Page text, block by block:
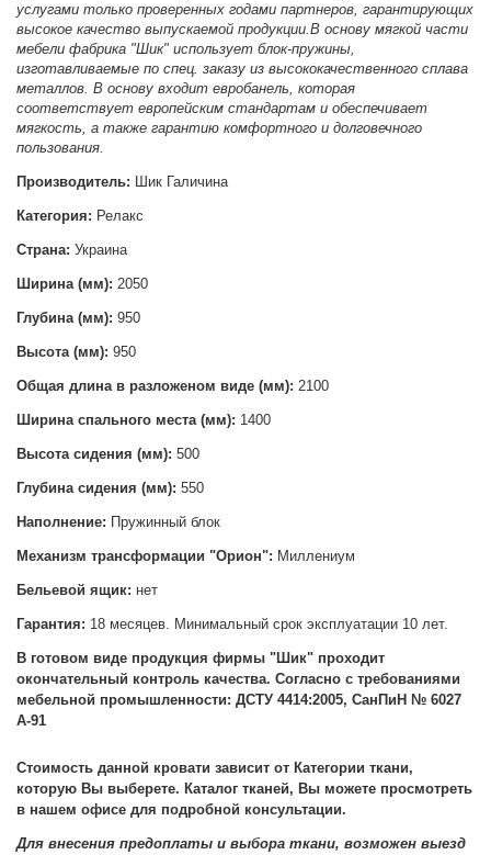
услугами только проверенных годами партнеров, гарантирующих
высокое качество выпускаемой продукции.В основу мягкой части
мебели фабрика "Шик" использует блок-пружины,
изготавливаемые по спец. заказу из высококачественного сплава
металлов. В основу входит евробанель, которая
соответствует европейским стандартам и обеспечивает
мягкость, а также гарантию комфортного и долговечного
пользования.
Производитель: Шик Галичина
Категория: Релакс
Страна: Украина
Ширина (мм): 2050
Глубина (мм): 950
Высота (мм): 950
Общая длина в разложеном виде (мм): 2100
Ширина спального места (мм): 1400
Высота сидения (мм): 500
Глубина сидения (мм): 550
Наполнение: Пружинный блок
Механизм трансформации "Орион": Миллениум
Бельевой ящик: нет
Гарантия: 18 месяцев. Минимальный срок эксплуатации 10 лет.
В готовом виде продукция фирмы "Шик" проходит
окончательный контроль качества. Согласно с требованиями
мебельной промышленности: ДСТУ 4414:2005, СанПиН № 6027
А-91
Стоимость данной кровати зависит от Категории ткани,
которую Вы выберете. Каталог тканей, Вы можете просмотреть
в нашем офисе для подробной консультации.
Для внесения предоплаты и выбора ткани, возможен выезд